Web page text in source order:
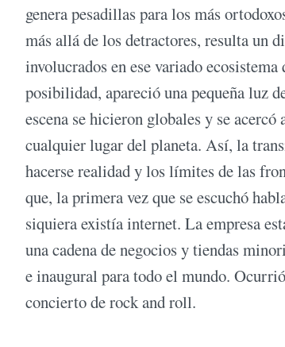
genera pesadillas para los más
más allá de los detractores, resulta un
involucrados en ese variado
posibilidad, apareció una pequeña luz
escena se hicieron globales y se
cualquier lugar del planeta. Así, la
hacerse realidad y los límites de las
que, la primera vez que se escuchó
siquiera existía internet. La empresa
una cadena de negocios y tiendas
e inaugural para todo el mundo.
concierto de rock and roll.